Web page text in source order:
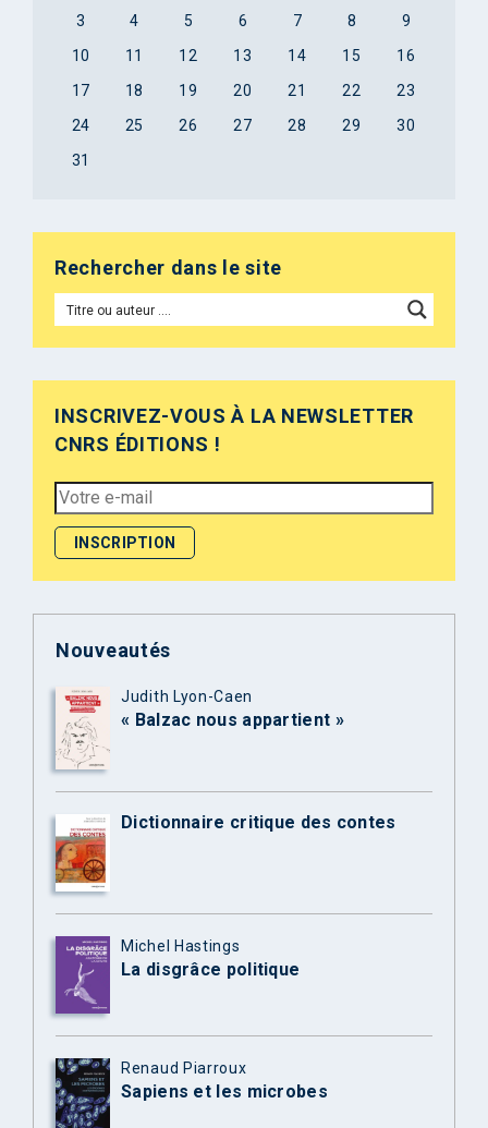
3
4 5 6 7 8
9
10
11 12 13 14 15
16
17
18 19 20 21 22
23
24
25 26 27 28 29
30
31
Rechercher dans le site
INSCRIVEZ-VOUS À LA NEWSLETTER
CNRS ÉDITIONS !
Nouveautés
Judith Lyon-Caen
« Balzac nous appartient »
Dictionnaire critique des contes
Michel Hastings
La disgrâce politique
Renaud Piarroux
Sapiens et les microbes